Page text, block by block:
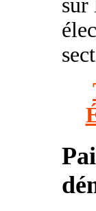
sur